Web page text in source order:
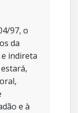
97, o
da
indireta
e à